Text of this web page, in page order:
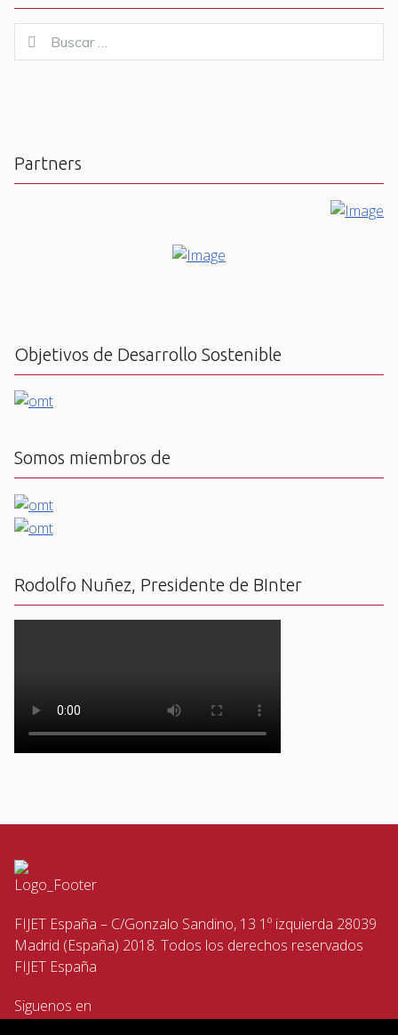
for:
Buscar
Partners
Objetivos de Desarrollo Sostenible
Somos miembros de
Rodolfo Nuñez, Presidente de BInter
FIJET España – C/Gonzalo Sandino, 13 1º izquierda 28039
Madrid (España) 2018. Todos los derechos reservados
FIJET España
Siguenos en